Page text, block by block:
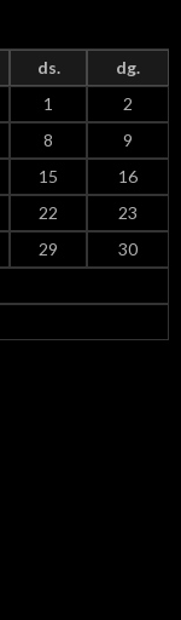
ds. dg.
1
2
8
9
15
16
22
23
29
30